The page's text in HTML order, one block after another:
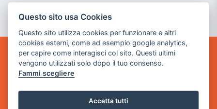
GAME WARP
BY POWER GAME SRL
Sede Legale
via Villaggio dei Platani, 3
Questo sito usa Cookies
Questo sito utilizza cookies per funzionare e altri
cookies esterni, come ad esempio google analytics,
per capire come interagisci col sito. Questi ultimi
vengono utilizzati solo dopo il tuo consenso.
Fammi scegliere
Accetta tutti